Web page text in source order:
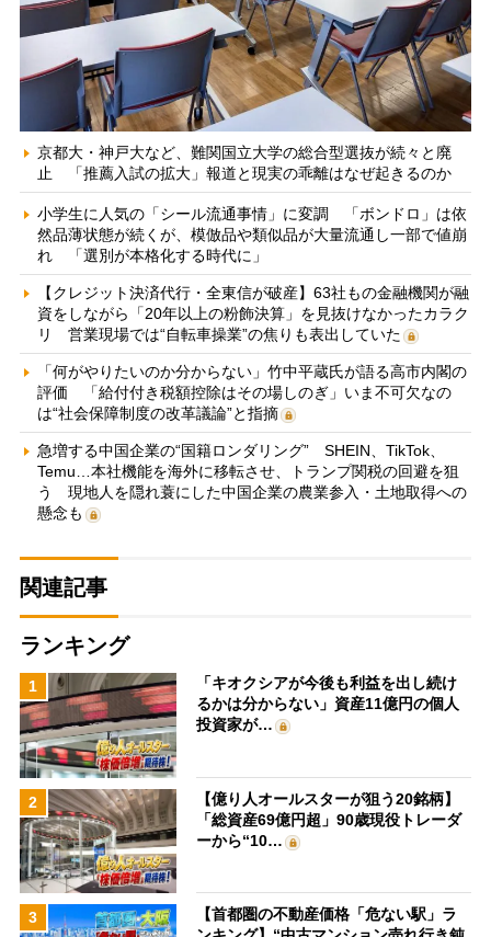
京都大・神戸大など、難関国立大学の総合型選抜が続々と廃
止 「推薦入試の拡大」報道と現実の乖離はなぜ起きるのか
小学生に人気の「シール流通事情」に変調 「ボンドロ」は依
然品薄状態が続くが、模倣品や類似品が大量流通し一部で値崩
れ 「選別が本格化する時代に」
【クレジット決済代行・全東信が破産】63社もの金融機関が融
資をしながら「20年以上の粉飾決算」を見抜けなかったカラク
リ 営業現場では“自転車操業”の焦りも表出していた
「何がやりたいのか分からない」竹中平蔵氏が語る高市内閣の
評価 「給付付き税額控除はその場しのぎ」いま不可欠なの
は“社会保障制度の改革議論”と指摘
急増する中国企業の“国籍ロンダリング” SHEIN、TikTok、
Temu…本社機能を海外に移転させ、トランプ関税の回避を狙
う 現地人を隠れ蓑にした中国企業の農業参入・土地取得への
懸念も
関連記事
ランキング
1
「キオクシアが今後も利益を出し続け
るかは分からない」資産11億円の個人
投資家が…
2
【億り人オールスターが狙う20銘柄】
「総資産69億円超」90歳現役トレーダ
ーから“10…
3
【首都圏の不動産価格「危ない駅」ラ